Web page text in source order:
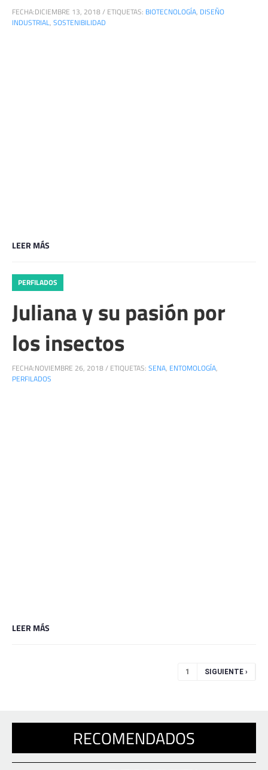
FECHA:DICIEMBRE 13, 2018/ ETIQUETAS: BIOTECNOLOGÍA, DISEÑO
INDUSTRIAL, SOSTENIBILIDAD
LEER MÁS
PERFILADOS
Juliana y su pasión por
los insectos
FECHA:NOVIEMBRE 26, 2018/ ETIQUETAS: SENA, ENTOMOLOGÍA,
PERFILADOS
LEER MÁS
1 SIGUIENTE ›
RECOMENDADOS